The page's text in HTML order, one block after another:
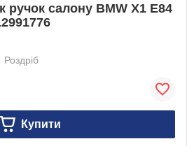
ручок салону BMW X1 E84
Роздріб
Купити